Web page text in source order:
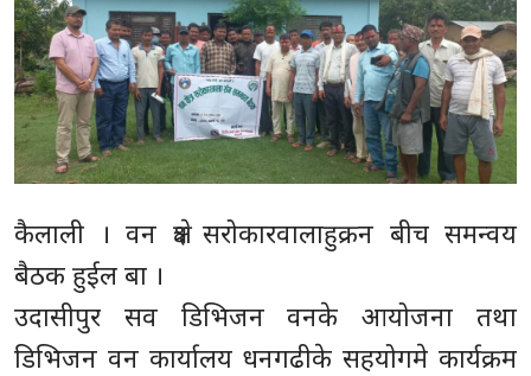
कैलाली । वन क्षेत्र सरोकारवालाहुक्रन बीच समन्वय
बैठक हुईल बा ।
उदासीपुर सव डिभिजन वनके आयोजना तथा
डिभिजन वन कार्यालय धनगढीके सहयोगमे कार्यक्रम